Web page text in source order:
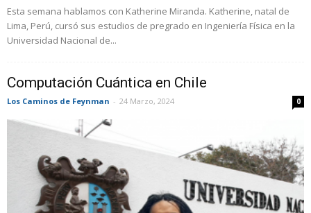
Esta semana hablamos con Katherine Miranda. Katherine, natal de
Lima, Perú, cursó sus estudios de pregrado en Ingeniería Física en la
Universidad Nacional de...
Computación Cuántica en Chile
Los Caminos de Feynman - 24 Marzo, 2024 0